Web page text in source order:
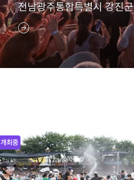
전남광주통합특별시 강진군
개최중